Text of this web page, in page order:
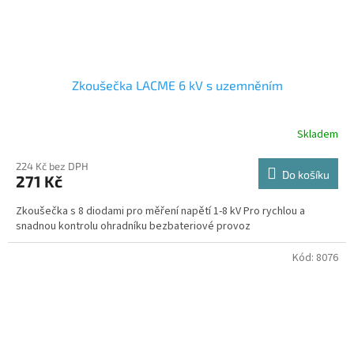
Zkoušečka LACME 6 kV s uzemněním
Skladem
224 Kč bez DPH
271 Kč Do košíku
Zkoušečka s 8 diodami pro měření napětí 1-8 kV Pro rychlou a
snadnou kontrolu ohradníku bezbateriové provoz
Kód: 8076